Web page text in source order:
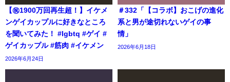
【㊗️1900万回再生超！】イケメ
ンゲイカップルに好きなところ
を聞いてみた！ #lgbtq #ゲイ #
ゲイカップル #筋肉 #イケメン
2026年6月24日
＃332「【コラボ】おこげの進化
系と男が途切れないゲイの事
情」
2026年6月18日